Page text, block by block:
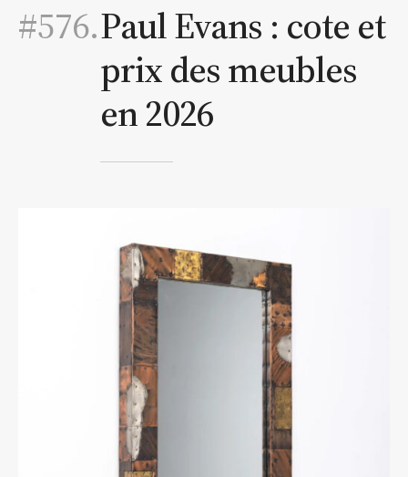
#576.Paul Evans : cote et
prix des meubles
en 2026